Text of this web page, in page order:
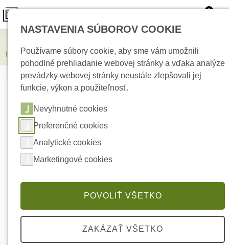
0
HIKVISION HM-TD2638-8/G0/T1Y Bi-spectrálna bullet IP kamera
NASTAVENIA SÚBOROV COOKIE
Používame súbory cookie, aby sme vám umožnili
pohodlné prehliadanie webovej stránky a vďaka analýze
prevádzky webovej stránky neustále zlepšovali jej
funkcie, výkon a použiteľnosť.
Nevyhnutné cookies
Preferenčné cookies
Analytické cookies
Marketingové cookies
POVOLIŤ VŠETKO
ZAKÁZAŤ VŠETKO